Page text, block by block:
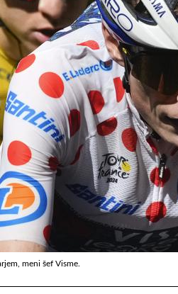
meni šef Visme.